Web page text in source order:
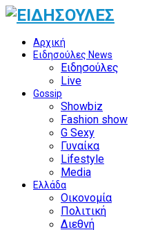
Αρχική
Ειδησούλες News
Ειδησούλες
Live
Gossip
Showbiz
Fashion show
G Sexy
Γυναίκα
Lifestyle
Media
Ελλάδα
Οικονομία
Πολιτική
Διεθνή